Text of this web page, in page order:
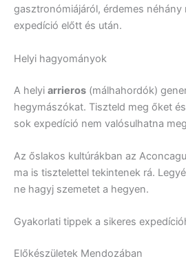
gasztronómiájáról, érdemes
expedíció előtt és után.
Helyi hagyományok
A helyi arrieros (málhahordók)
hegymászókat. Tiszteld meg őket
sok expedíció nem valósulhatna
Az őslakos kultúrákban az
ma is tisztelettel tekintenek rá.
ne hagyj szemetet a hegyen.
Gyakorlati tippek a sikeres
Előkészületek Mendozában